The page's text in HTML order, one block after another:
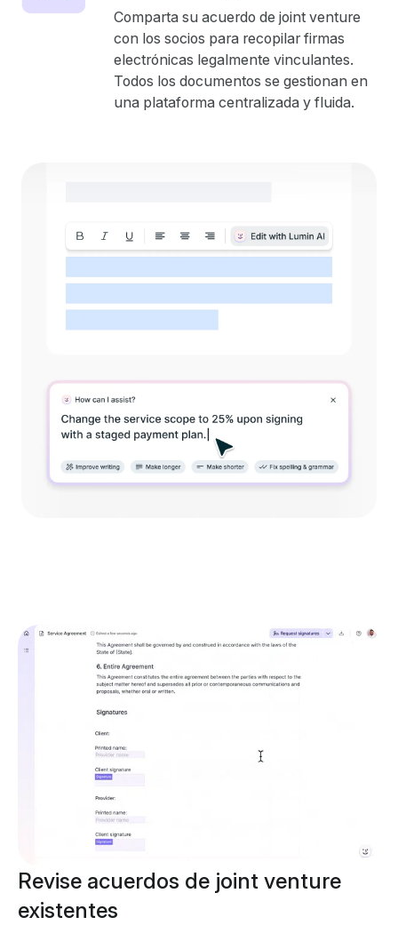
Comparta su acuerdo de joint venture
con los socios para recopilar firmas
electrónicas legalmente vinculantes.
Todos los documentos se gestionan en
una plataforma centralizada y fluida.
Revise acuerdos de joint venture
existentes